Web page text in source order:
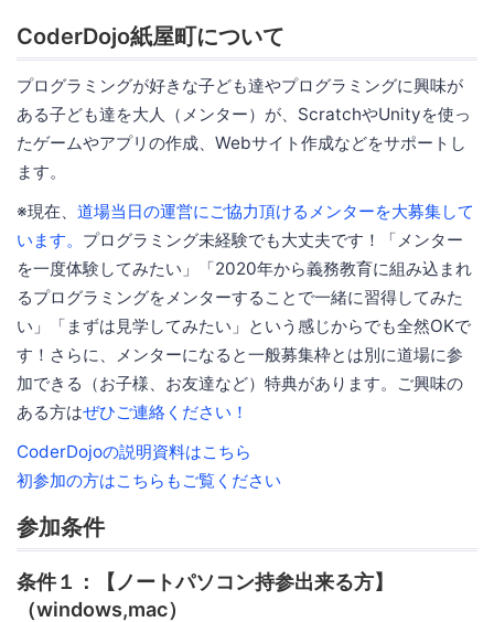
CoderDojo紙屋町について
プログラミングが好きな子ども達やプログラミングに興味が
ある子ども達を大人（メンター）が、ScratchやUnityを使っ
たゲームやアプリの作成、Webサイト作成などをサポートし
ます。
※現在、 道場当日の運営にご協力頂けるメンターを大募集して
います。 プログラミング未経験でも大丈夫です！「メンター
を一度体験してみたい」「2020年から義務教育に組み込まれ
るプログラミングをメンターすることで一緒に習得してみた
い」「まずは見学してみたい」という感じからでも全然OKで
す！さらに、メンターになると一般募集枠とは別に道場に参
加できる（お子様、お友達など）特典があります。ご興味の
ある方はぜひご連絡ください！
CoderDojoの説明資料はこちら
初参加の方はこちらもご覧ください
参加条件
条件１：【ノートパソコン持参出来る方】
（windows,mac）